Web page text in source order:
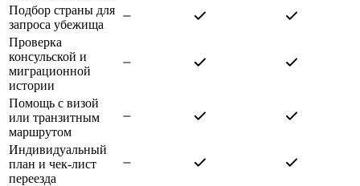
Подбор страны для
запроса убежища
Проверка
консульской и
миграционной
истории
Помощь с визой
или транзитным
маршрутом
Индивидуальный
план и чек-лист
переезда